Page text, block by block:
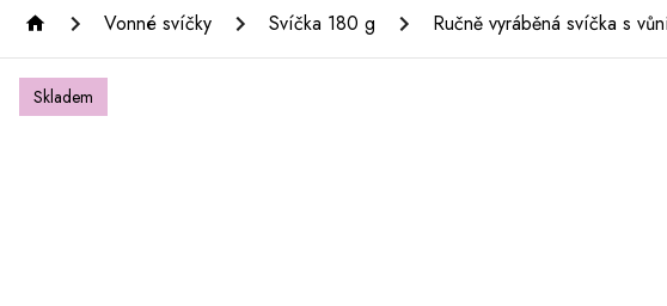
Vonné svíčky Svíčka 180 g Ručně vyráběná svíčka s
Skladem